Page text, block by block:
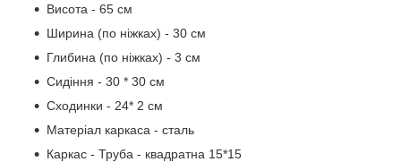
Висота - 65 см
Ширина (по ніжках) - 30 см
Глибина (по ніжках) - 3 см
Сидіння - 30 * 30 см
Сходинки - 24* 2 см
Матеріал каркаса - сталь
Каркас - Труба - квадратна 15*15